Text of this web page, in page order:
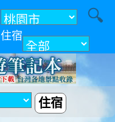
住宿
附近
住宿